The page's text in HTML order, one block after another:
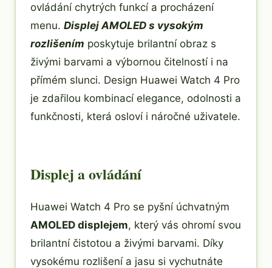
ovládání chytrých funkcí a procházení
menu. Displej AMOLED s vysokým
rozlišením poskytuje brilantní obraz s
živými barvami a výbornou čitelností i na
přímém slunci. Design Huawei Watch 4 Pro
je zdařilou kombinací elegance, odolnosti a
funkčnosti, která osloví i náročné uživatele.
Displej a ovládání
Huawei Watch 4 Pro se pyšní úchvatným
AMOLED displejem, který vás ohromí svou
brilantní čistotou a živými barvami. Díky
vysokému rozlišení a jasu si vychutnáte